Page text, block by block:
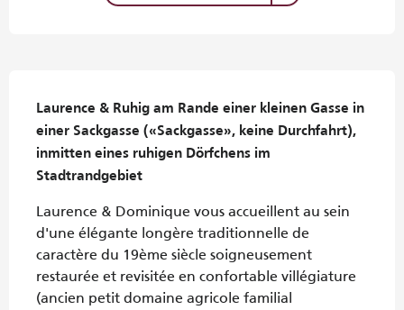
Laurence & Ruhig am Rande einer kleinen Gasse in
einer Sackgasse («Sackgasse», keine Durchfahrt),
inmitten eines ruhigen Dörfchens im
Stadtrandgebiet
Laurence & Dominique vous accueillent au sein
d'une élégante longère traditionnelle de
caractère du 19ème siècle soigneusement
restaurée et revisitée en confortable villégiature
(ancien petit domaine agricole familial